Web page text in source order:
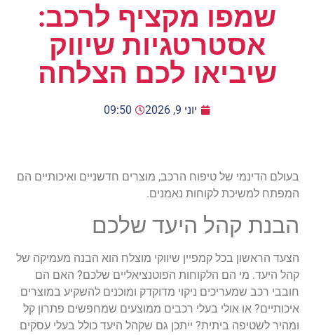
שמפו מקציף לרכב:
אסטרטגיות שיווק
שיביאו לכם הצלחה
יוני 9, 2026 09:50
בעולם הדינמי של טיפוח הרכב, מוצרים חדשניים ואיכותיים הם
המפתח למשיכת לקוחות נאמנים.
הבנת קהל היעד שלכם
הצעד הראשון בכל קמפיין שיווקי מוצלח הוא הבנה מעמיקה של
קהל היעד. מי הם הלקוחות הפוטנציאליים שלכם? האם הם
חובבי רכב שמעריכים ניקוי מדוקדק ומוכנים להשקיע במוצרים
איכותיים? או אולי בעלי רכבים ממוצעים שמחפשים פתרון קל
ומהיר לשטיפה ביתית? ייתכן גם שקהל היעד כולל בעלי עסקים